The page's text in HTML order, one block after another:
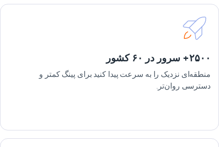
۲۵۰۰+ سرور در ۶۰ کشور
منطقه‌ای نزدیک را به سرعت پیدا کنید برای پینگ کمتر و
دسترسی روان‌تر.